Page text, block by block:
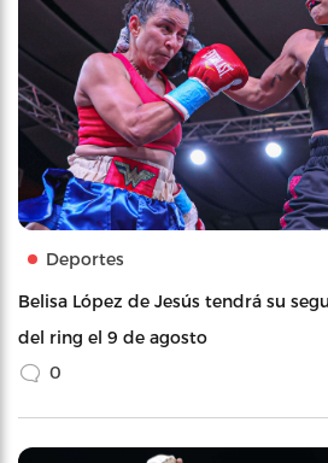
Deportes
Belisa López de Jesús tendrá su
del ring el 9 de agosto
0